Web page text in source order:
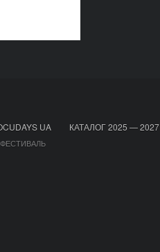
UA КАТАЛОГ 2025 — 2027